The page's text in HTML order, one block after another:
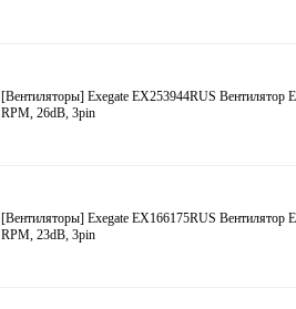
[Вентиляторы] Exegate EX253944RUS Вентилятор
RPM, 26dB, 3pin
[Вентиляторы] Exegate EX166175RUS Вентилятор
RPM, 23dB, 3pin